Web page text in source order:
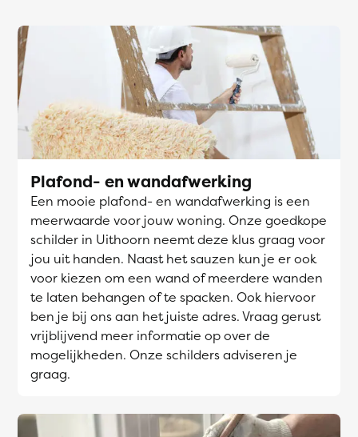
Plafond- en wandafwerking
Een mooie plafond- en wandafwerking is een
meerwaarde voor jouw woning. Onze goedkope
schilder in Uithoorn neemt deze klus graag voor
jou uit handen. Naast het sauzen kun je er ook
voor kiezen om een wand of meerdere wanden
te laten behangen of te spacken. Ook hiervoor
ben je bij ons aan het juiste adres. Vraag gerust
vrijblijvend meer informatie op over de
mogelijkheden. Onze schilders adviseren je
graag.